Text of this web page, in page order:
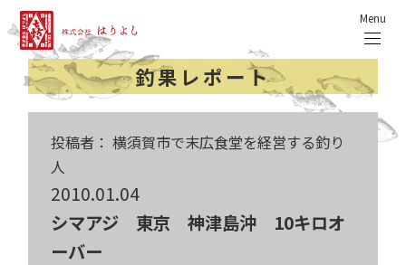
Menu
釣果レポート
投稿者： 横須賀市で末広食堂を経営する釣り
人
2010.01.04
シマアジ 東京 神津島沖 10キロオ
ーバー